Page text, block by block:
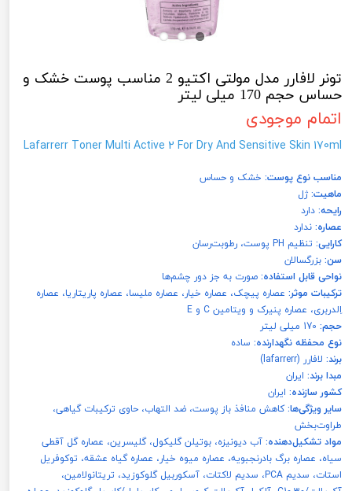
تونر لافارر مدل مولتی اکتیو 2 مناسب پوست خشک و
حساس حجم 170 میلی لیتر
اتمام موجودی
Lafarrerr Toner Multi Active 2 For Dry And Sensitive Skin 170ml
مناسب نوع پوست: خشک و حساس
ماهیت:ژل
رایحه:دارد
عصاره:ندارد
کارایی: تنظیم PH پوست، رطوبت‌رسان
سن:بزرگسالان
نواحی قابل استفاده:صورت به جز دور چشم‌ها
ترکیبات موثر: عصاره پیچک، عصاره خیار، عصاره ملیسا، عصاره پاریتاریا، عصاره
اِلدربری، عصاره پنیرک و ویتامین C و E
حجم:
نوع محفظه نگهدارنده: ساده
برند: لافارر (lafarrerr)
مبدا برند: ایران
کشور سازنده: ایران
سایر ویژگی‌ها:کاهش منافذ باز پوست، ضد التهاب، حاوی ترکیبات گیاهی،
طراوت‌بخش
مواد تشکیل‌دهنده:آب دیونیزه، بوتیلن گلیکول، گلیسرین، عصاره گل آقطی
سیاه، عصاره برگ بادرنجبویه، عصاره میوه خیار، عصاره گیاه عشقه، توکوفریل
استات، سدیم PCA، سدیم لاکتات، آسکوربیل گلوکوزید، تریتانولامین،